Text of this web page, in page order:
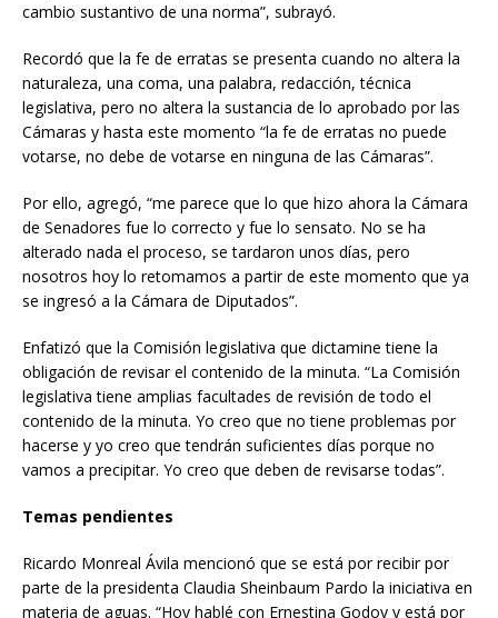
cambio sustantivo de una norma”, subrayó.
Recordó que la fe de erratas se presenta cuando no altera la
naturaleza, una coma, una palabra, redacción, técnica
legislativa, pero no altera la sustancia de lo aprobado por las
Cámaras y hasta este momento “la fe de erratas no puede
votarse, no debe de votarse en ninguna de las Cámaras”.
Por ello, agregó, “me parece que lo que hizo ahora la Cámara
de Senadores fue lo correcto y fue lo sensato. No se ha
alterado nada el proceso, se tardaron unos días, pero
nosotros hoy lo retomamos a partir de este momento que ya
se ingresó a la Cámara de Diputados”.
Enfatizó que la Comisión legislativa que dictamine tiene la
obligación de revisar el contenido de la minuta. “La Comisión
legislativa tiene amplias facultades de revisión de todo el
contenido de la minuta. Yo creo que no tiene problemas por
hacerse y yo creo que tendrán suficientes días porque no
vamos a precipitar. Yo creo que deben de revisarse todas”.
Temas pendientes
Ricardo Monreal Ávila mencionó que se está por recibir por
parte de la presidenta Claudia Sheinbaum Pardo la iniciativa en
materia de aguas. “Hoy hablé con Ernestina Godoy y está por